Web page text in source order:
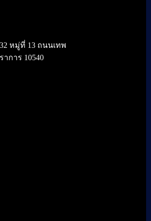
หมู่ที่ 13 ถนนเทพ
การ 10540